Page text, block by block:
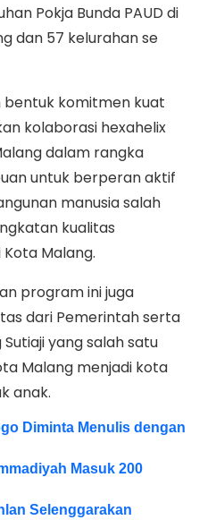
Pokja Bunda PAUD di
dan 57 kelurahan se
bentuk komitmen kuat
kolaborasi hexahelix
dalam rangka
untuk berperan aktif
manusia salah
kualitas
Kota Malang.
program ini juga
dari Pemerintah serta
yang salah satu
Malang menjadi kota
anak.
Diminta Menulis dengan
Masuk 200
Selenggarakan